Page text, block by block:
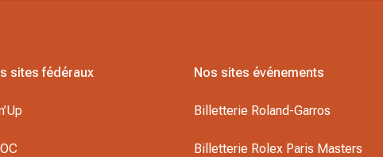
sites fédéraux Nos sites événements
Billetterie Roland-Garros
Billetterie Rolex Paris Masters